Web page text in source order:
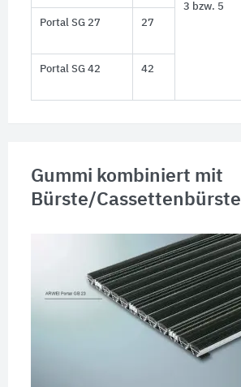
3 bzw. 5
Portal SG 27 27
Portal SG 42 42
Gummi kombiniert mit
Bürste/Cassettenbürste